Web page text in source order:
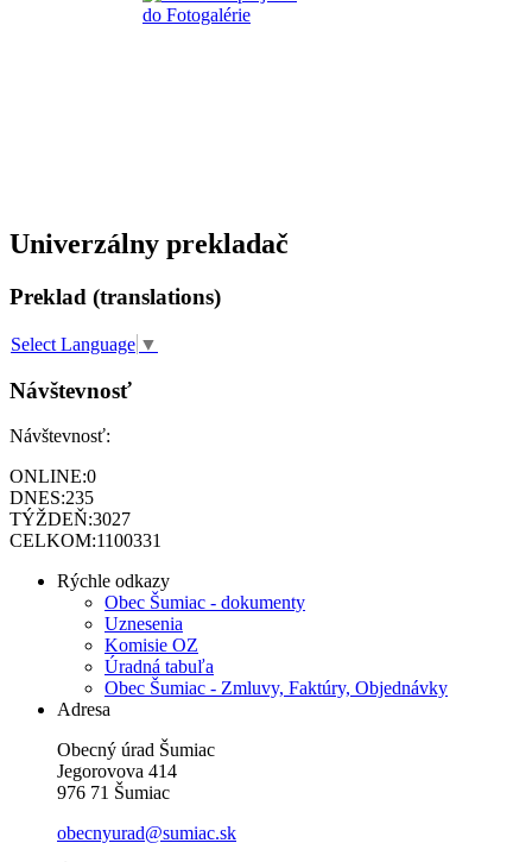
Univerzálny prekladač
Preklad (translations)
Select Language ▼
Návštevnosť
Návštevnosť:
ONLINE:0
DNES:235
TÝŽDEŇ:3027
CELKOM:1100331
Rýchle odkazy
Obec Šumiac - dokumenty
Uznesenia
Komisie OZ
Úradná tabuľa
Obec Šumiac - Zmluvy, Faktúry, Objednávky
Adresa
Obecný úrad Šumiac
Jegorovova 414
976 71 Šumiac
obecnyurad@sumiac.sk